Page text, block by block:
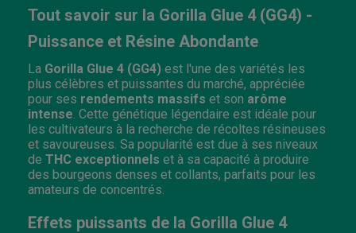
Tout savoir sur la Gorilla Glue 4 (GG4) -
Puissance et Résine Abondante
La Gorilla Glue 4 (GG4) est l'une des variétés les
plus célèbres et puissantes du marché, appréciée
pour ses rendements massifs et son arôme
intense . Cette génétique légendaire est idéale pour
les cultivateurs à la recherche de récoltes résineuses
et savoureuses. Sa popularité est due à ses niveaux
de THC exceptionnels et à sa capacité à produire
des bourgeons denses et collants, parfaits pour les
amateurs de concentrés.
Effets puissants de la Gorilla Glue 4